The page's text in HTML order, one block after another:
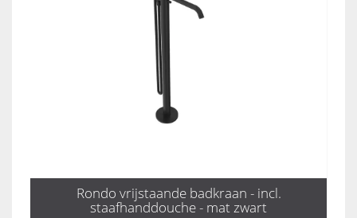
Rondo vrijstaande badkraan - incl.
staafhanddouche - mat zwart